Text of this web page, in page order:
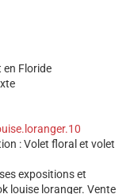
en Floride
: Volet floral et volet
expositions et
louise loranger. Vente